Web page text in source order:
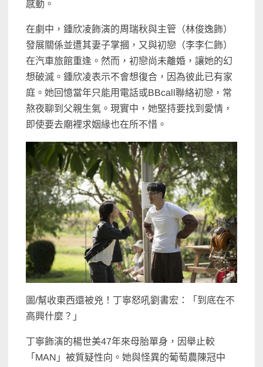
感動。
在劇中，鍾欣凌飾演的周瑞秋與主管（林俊逸飾）
發展關係並遭其妻子掌摑，又與初戀（李李仁飾）
在汽車旅館重逢。然而，初戀尚未離婚，讓她的幻
想破滅。鍾欣凌表示不會想復合，因為彼此已有家
庭。她回憶當年只能用電話或BBcall聯絡初戀，常
熬夜聊到父親生氣。現實中，她堅持要找到愛情，
即使要去廟裡求姻緣也在所不惜。
圖/幫收東西還被兇！丁寧怒吼劉書宏：「到底在不
高興什麼？」
丁寧飾演的楊世美47年來母胎單身，因舉止較
「MAN」被質疑性向。她與怪異的葡萄農陳冠中